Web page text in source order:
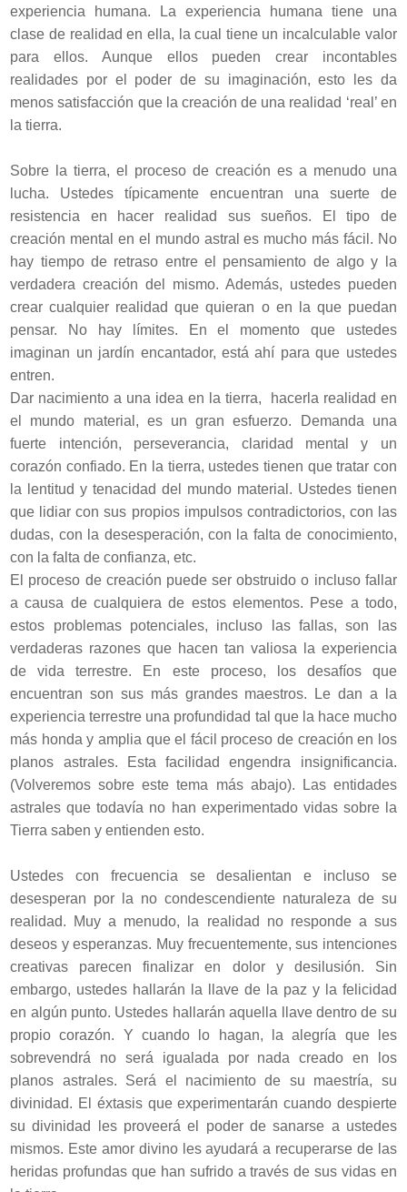
experiencia humana. La experiencia humana tiene una
clase de realidad en ella, la cual tiene un incalculable valor
para ellos. Aunque ellos pueden crear incontables
realidades por el poder de su imaginación, esto les da
menos satisfacción que la creación de una realidad ‘real’ en
la tierra.
Sobre la tierra, el proceso de creación es a menudo una
lucha. Ustedes típicamente encuentran una suerte de
resistencia en hacer realidad sus sueños. El tipo de
creación mental en el mundo astral es mucho más fácil. No
hay tiempo de retraso entre el pensamiento de algo y la
verdadera creación del mismo. Además, ustedes pueden
crear cualquier realidad que quieran o en la que puedan
pensar. No hay límites. En el momento que ustedes
imaginan un jardín encantador, está ahí para que ustedes
entren.
Dar nacimiento a una idea en la tierra, hacerla realidad en
el mundo material, es un gran esfuerzo. Demanda una
fuerte intención, perseverancia, claridad mental y un
corazón confiado. En la tierra, ustedes tienen que tratar con
la lentitud y tenacidad del mundo material. Ustedes tienen
que lidiar con sus propios impulsos contradictorios, con las
dudas, con la desesperación, con la falta de conocimiento,
con la falta de confianza, etc.
El proceso de creación puede ser obstruido o incluso fallar
a causa de cualquiera de estos elementos. Pese a todo,
estos problemas potenciales, incluso las fallas, son las
verdaderas razones que hacen tan valiosa la experiencia
de vida terrestre. En este proceso, los desafíos que
encuentran son sus más grandes maestros. Le dan a la
experiencia terrestre una profundidad tal que la hace mucho
más honda y amplia que el fácil proceso de creación en los
planos astrales. Esta facilidad engendra insignificancia.
(Volveremos sobre este tema más abajo). Las entidades
astrales que todavía no han experimentado vidas sobre la
Tierra saben y entienden esto.
Ustedes con frecuencia se desalientan e incluso se
desesperan por la no condescendiente naturaleza de su
realidad. Muy a menudo, la realidad no responde a sus
deseos y esperanzas. Muy frecuentemente, sus intenciones
creativas parecen finalizar en dolor y desilusión. Sin
embargo, ustedes hallarán la llave de la paz y la felicidad
en algún punto. Ustedes hallarán aquella llave dentro de su
propio corazón. Y cuando lo hagan, la alegría que les
sobrevendrá no será igualada por nada creado en los
planos astrales. Será el nacimiento de su maestría, su
divinidad. El éxtasis que experimentarán cuando despierte
su divinidad les proveerá el poder de sanarse a ustedes
mismos. Este amor divino les ayudará a recuperarse de las
heridas profundas que han sufrido a través de sus vidas en